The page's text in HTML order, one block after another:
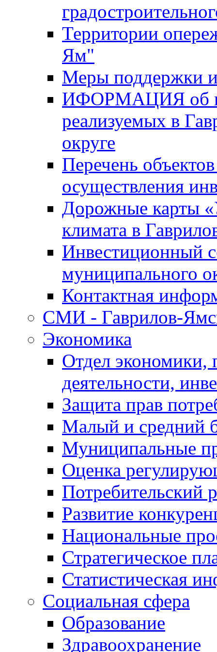
Территории
Ям"
Меры поддержки
ИФОРМАЦИЯ об
реализуемых в
округе
Перечень
осуществления
Дорожные карты
климата в
Инвестиционный
муниципального
Контактная
СМИ - Гаврилов-
Экономика
Отдел экономики,
деятельности,
Защита прав
Малый и средний
Муниципальные
Оценка
Потребительский
Развитие
Национальные
Стратегическое
Статистическая
Социальная сфера
Образование
Здравоохранение